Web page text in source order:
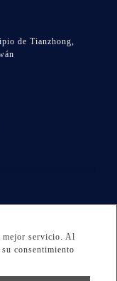
mejor servicio. Al
consentimiento
de Tianzhong,
CO., LTD. All